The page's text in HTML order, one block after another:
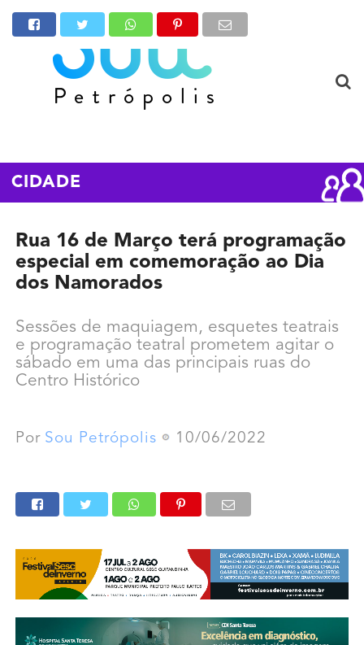
CIDADE
Rua 16 de Março terá programação
especial em comemoração ao Dia
dos Namorados
Sessões de maquiagem, esquetes teatrais
e programação teatral prometem agitar o
sábado em uma das principais ruas do
Centro Histórico
Por Sou Petrópolis 10/06/2022